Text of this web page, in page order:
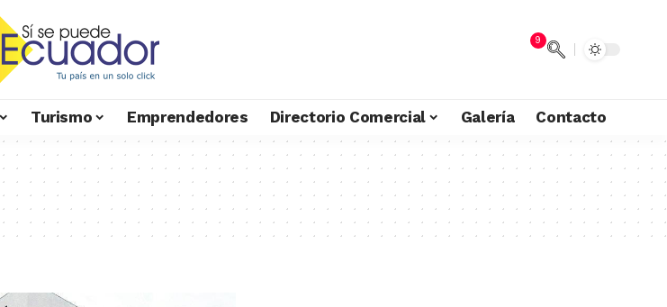
9
Turismo Emprendedores Directorio Comercial Galería Contacto